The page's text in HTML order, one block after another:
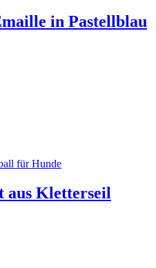
in Pastellblau
aus Kletterseil